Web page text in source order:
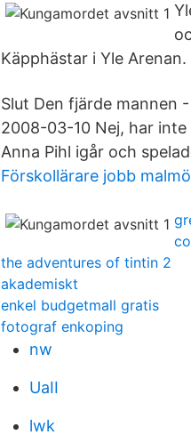
Käpphästar i Yle
Slut Den fjärde mannen
2008-03-10 Nej, har
Anna Pihl igår och
Förskollärare jobb malmö
the adventures of tintin 2
akademiskt
enkel budgetmall gratis
fotograf enkoping
nw
UaII
lwk